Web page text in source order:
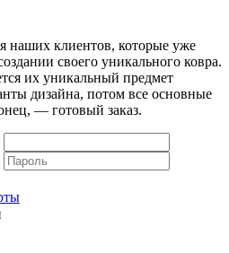
наших клиентов, которые уже
своего уникального ковра.
их уникальный предмет
дизайна, потом все основные
— готовый заказ.